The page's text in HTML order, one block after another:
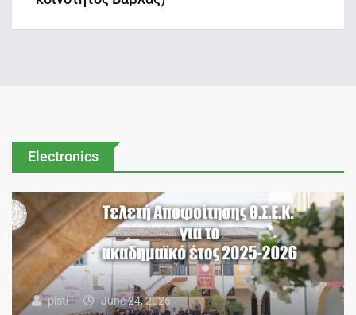
Electronics
pisti June 24, 2026